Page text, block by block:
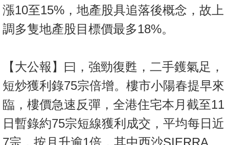
新
公
佈
置
業
手
漲10至15%，地產股具追落後概念，故上
調多隻地產股目標價最多18%。
【大公報】曰，強勁復甦，二手鑊氣足，
短炒獲利錄75宗倍增。樓市小陽春提早來
臨，樓價急速反彈，全港住宅本月截至11
日暫錄約75宗短線獲利成交，平均每日近
7宗，按月升逾1倍，其中西沙SIERRA